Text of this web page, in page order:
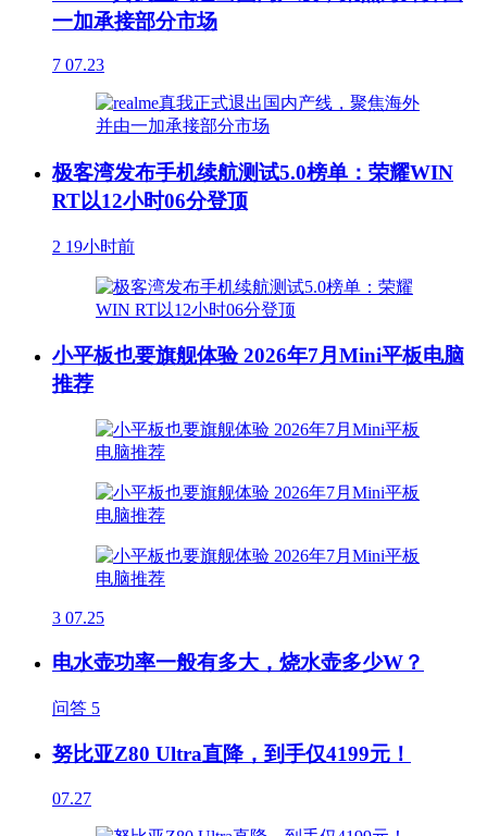
一加承接部分市场
7 07.23
极客湾发布手机续航测试5.0榜单：荣耀WIN
RT以12小时06分登顶
2 19小时前
小平板也要旗舰体验 2026年7月Mini平板电脑
推荐
3 07.25
电水壶功率一般有多大，烧水壶多少W？
问答 5
努比亚Z80 Ultra直降，到手仅4199元！
07.27